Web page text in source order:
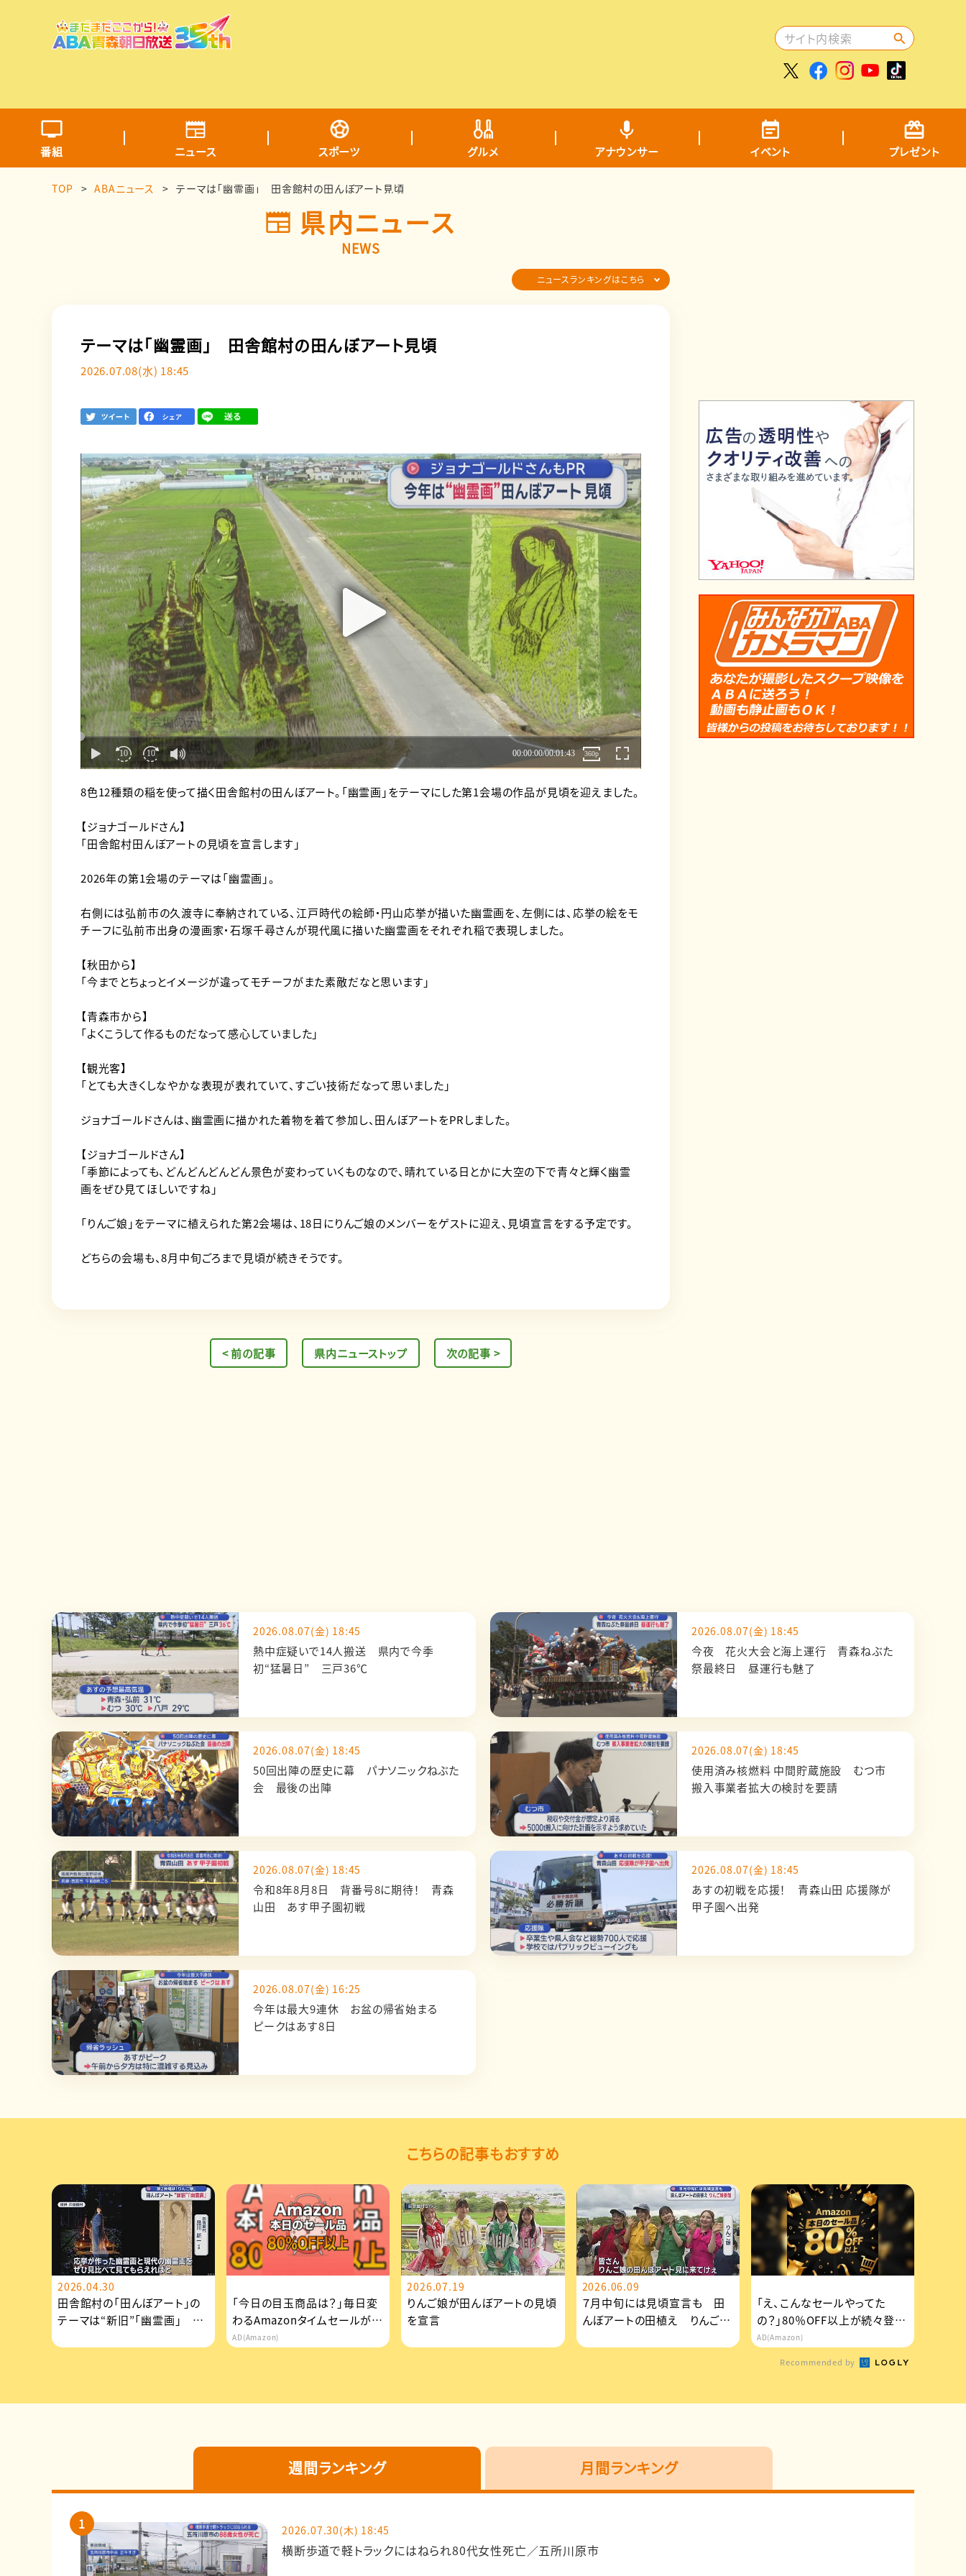
番組 ニュース スポーツ グルメ アナウンサー イベント プレゼント
TOP ABAニュース テーマは「幽霊画」 田舎館村の田んぼアート見頃
県内ニュース
NEWS
ニュースランキングはこちら
テーマは「幽霊画」 田舎館村の田んぼアート見頃
2026.07.08(水) 18:45
8色12種類の稲を使って描く田舎館村の田んぼアート。「幽霊画」をテーマにした第1会場の作品が見頃を迎えました。
【ジョナゴールドさん】
「田舎館村田んぼアートの見頃を宣言します」
2026年の第1会場のテーマは「幽霊画」。
右側には弘前市の久渡寺に奉納されている、江戸時代の絵師・円山応挙が描いた幽霊画を、左側には、応挙の絵をモ
チーフに弘前市出身の漫画家・石塚千尋さんが現代風に描いた幽霊画をそれぞれ稲で表現しました。
【秋田から】
「今までとちょっとイメージが違ってモチーフがまた素敵だなと思います」
【青森市から】
「よくこうして作るものだなって感心していました」
【観光客】
「とても大きくしなやかな表現が表れていて、すごい技術だなって思いました」
ジョナゴールドさんは、幽霊画に描かれた着物を着て参加し、田んぼアートをPRしました。
【ジョナゴールドさん】
「季節によっても、どんどんどんどん景色が変わっていくものなので、晴れている日とかに大空の下で青々と輝く幽霊
画をぜひ見てほしいですね」
「りんご娘」をテーマに植えられた第2会場は、18日にりんご娘のメンバーをゲストに迎え、見頃宣言をする予定です。
どちらの会場も、8月中旬ごろまで見頃が続きそうです。
< 前の記事 県内ニューストップ 次の記事 >
2026.08.07(金) 18:45
熱中症疑いで14人搬送 県内で今季
初“猛暑日” 三戸36℃
2026.08.07(金) 18:45
今夜 花火大会と海上運行 青森ねぶた
祭最終日 昼運行も魅了
2026.08.07(金) 18:45
50回出陣の歴史に幕 パナソニックねぶた
会 最後の出陣
2026.08.07(金) 18:45
使用済み核燃料 中間貯蔵施設 むつ市
搬入事業者拡大の検討を要請
2026.08.07(金) 18:45
令和8年8月8日 背番号8に期待！ 青森
山田 あす甲子園初戦
2026.08.07(金) 18:45
あすの初戦を応援！ 青森山田 応援隊が
甲子園へ出発
2026.08.07(金) 16:25
今年は最大9連休 お盆の帰省始まる
ピークはあす8日
こちらの記事もおすすめ
2026.04.30
田舎館村の「田んぼアート」の
テーマは“新旧”「幽霊画」 第
「今日の目玉商品は？」毎日変
わるAmazonタイムセールが見
逃せない
AD(Amazon)
2026.07.19
りんご娘が田んぼアートの見頃
を宣言
2026.06.09
７月中旬には見頃宣言も 田
んぼアートの田植え りんご娘
「え、こんなセールやってた
の？」80％OFF以上が続々登
場！Amazonの本気が...
AD(Amazon)
Recommended by
週間ランキング 月間ランキング
2026.07.30(木) 18:45
横断歩道で軽トラックにはねられ80代女性死亡／五所川原市